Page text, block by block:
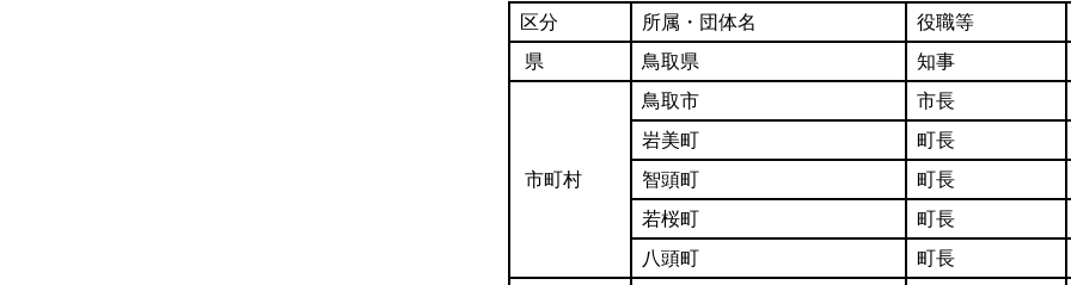
区分 所属・団体名
役職等
県
鳥取県 知事
市町村
鳥取市
市長
岩美町
町長
智頭町
町長
若桜町
町長
八頭町
町長